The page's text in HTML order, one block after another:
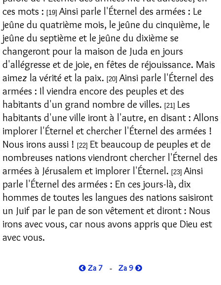
ces mots : [19] Ainsi parle l'Éternel des armées : Le
jeûne du quatrième mois, le jeûne du cinquième, le
jeûne du septième et le jeûne du dixième se
changeront pour la maison de Juda en jours
d'allégresse et de joie, en fêtes de réjouissance. Mais
aimez la vérité et la paix. [20] Ainsi parle l'Éternel des
armées : Il viendra encore des peuples et des
habitants d'un grand nombre de villes. [21] Les
habitants d'une ville iront à l'autre, en disant : Allons
implorer l'Éternel et chercher l'Éternel des armées !
Nous irons aussi ! [22] Et beaucoup de peuples et de
nombreuses nations viendront chercher l'Éternel des
armées à Jérusalem et implorer l'Éternel. [23] Ainsi
parle l'Éternel des armées : En ces jours-là, dix
hommes de toutes les langues des nations saisiront
un Juif par le pan de son vêtement et diront : Nous
irons avec vous, car nous avons appris que Dieu est
avec vous.
Za 7 - Za 9